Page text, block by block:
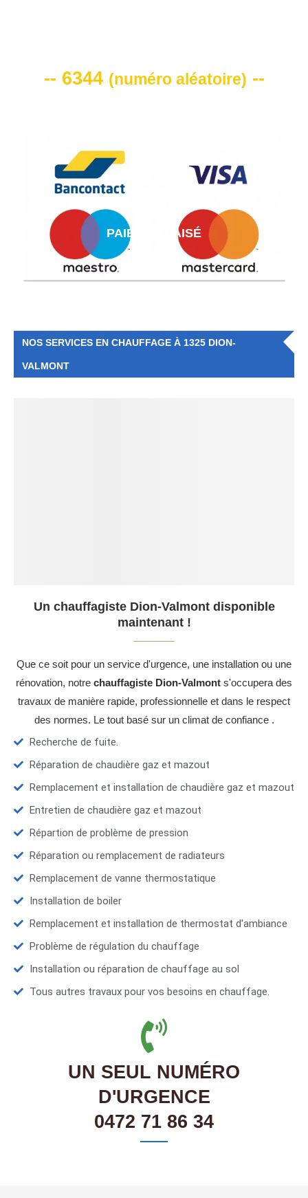
-- 6344 (numéro aléatoire) --
PAIEMENT AISÉ
NOS SERVICES EN CHAUFFAGE À 1325 DION-
VALMONT
Un chauffagiste Dion-Valmont disponible
maintenant !
Que ce soit pour un service d'urgence, une installation ou une
rénovation, notre chauffagiste Dion-Valmont s'occupera des
travaux de manière rapide, professionnelle et dans le respect
des normes. Le tout basé sur un climat de confiance .
Recherche de fuite.
Réparation de chaudière gaz et mazout
Remplacement et installation de chaudière gaz et mazout
Entretien de chaudière gaz et mazout
Répartion de problème de pression
Réparation ou remplacement de radiateurs
Remplacement de vanne thermostatique
Installation de boiler
Remplacement et installation de thermostat d'ambiance
Problème de régulation du chauffage
Installation ou réparation de chauffage au sol
Tous autres travaux pour vos besoins en chauffage.
UN SEUL NUMÉRO
D'URGENCE
0472 71 86 34